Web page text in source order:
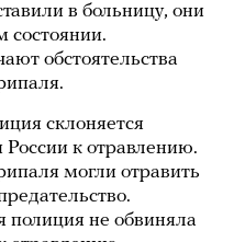
в больницу, они
состоянии.
обстоятельства
склоняется
России к отравлению.
могли отравить
полиция не обвиняла